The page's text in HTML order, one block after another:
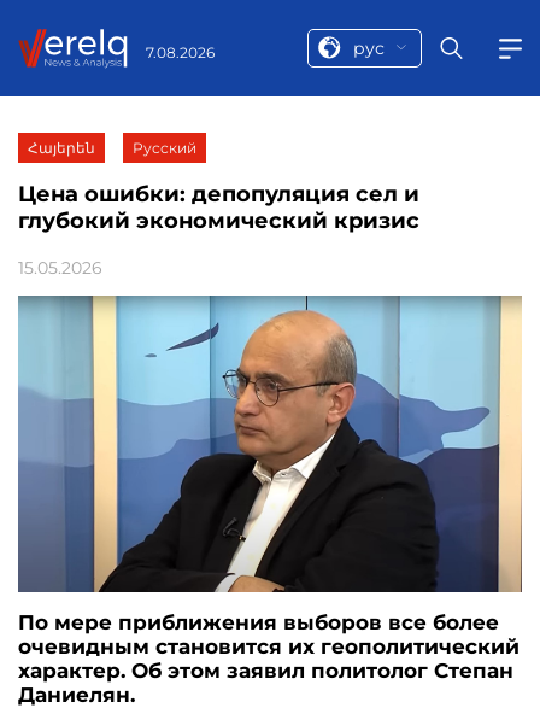
7.08.2026 рус
Հայերեն Русский
Цена ошибки: депопуляция сел и
глубокий экономический кризис
15.05.2026
По мере приближения выборов все более
очевидным становится их геополитический
характер. Об этом заявил политолог Степан
Даниелян.